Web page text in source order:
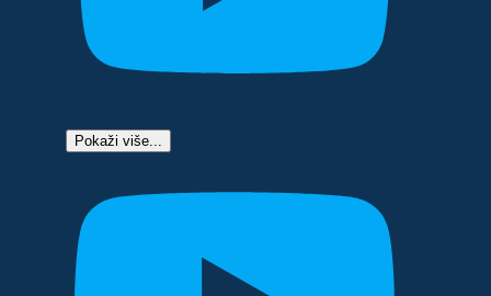
Pokaži više...